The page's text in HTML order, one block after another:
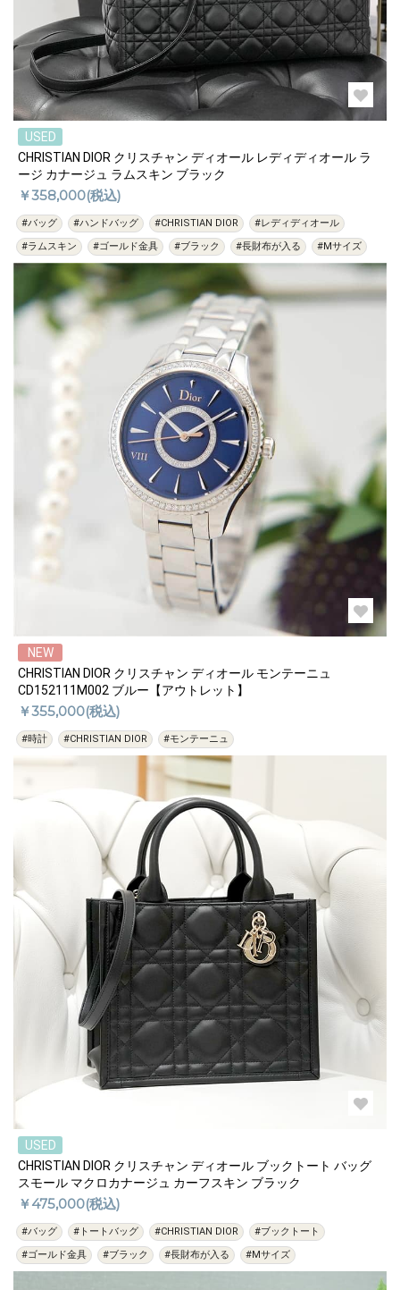
USED
CHRISTIAN DIOR クリスチャン ディオール レディディオール ラ
ージ カナージュ ラムスキン ブラック
￥358,000(税込)
#バッグ #ハンドバッグ #CHRISTIAN DIOR
#レディディオール
#ラムスキン
#ゴールド金具 #ブラック #長財布が入る #Mサイズ
NEW
CHRISTIAN DIOR クリスチャン ディオール モンテーニュ
CD152111M002 ブルー【アウトレット】
￥355,000(税込)
#時計 #CHRISTIAN DIOR #モンテーニュ
USED
CHRISTIAN DIOR クリスチャン ディオール ブックトート バッグ
スモール マクロカナージュ カーフスキン ブラック
￥475,000(税込)
#バッグ #トートバッグ #CHRISTIAN DIOR
#ブックトート
#ゴールド金具
#ブラック #長財布が入る #Mサイズ